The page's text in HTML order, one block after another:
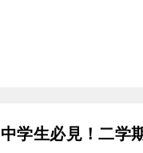
中学生必見！二学